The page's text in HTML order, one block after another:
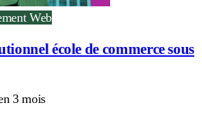
Web
école de commerce sous
3 mois